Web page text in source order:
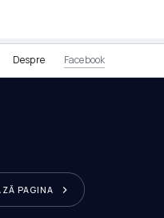
Despre Facebook
PAGINA